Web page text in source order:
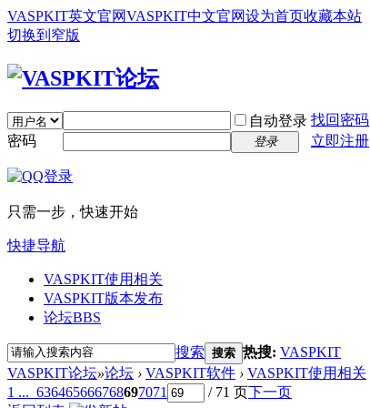
VASPKIT英文官网VASPKIT中文官网设为首页收藏本站
切换到窄版
自动登录 找回密码
密码
登录 立即注册
只需一步，快速开始
快捷导航
VASPKIT使用相关
VASPKIT版本发布
论坛BBS
搜索 搜索 热搜: VASPKIT
VASPKIT论坛»论坛 › VASPKIT软件 › VASPKIT使用相关
1 ... 636465666768697071 / 71 页下一页